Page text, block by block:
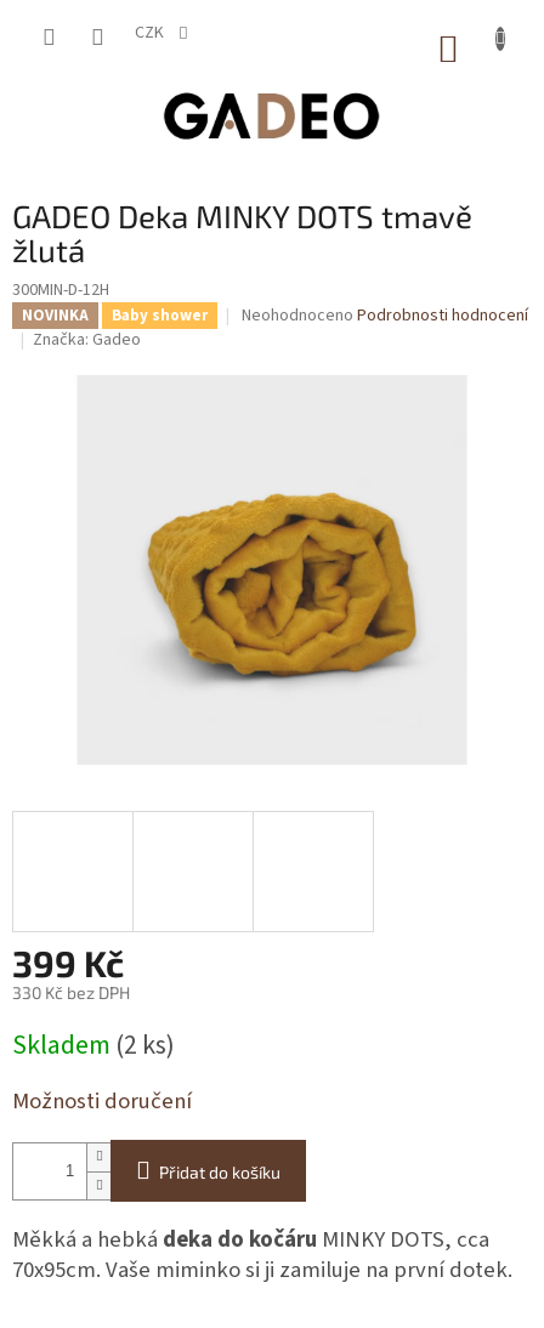
CZK
GADEO Deka MINKY DOTS tmavě
žlutá
300MIN-D-12H
NOVINKA Baby shower
Průměrné
Neohodnoceno Podrobnosti hodnocení
Značka: Gadeo
399 Kč
330 Kč bez DPH
cena:
Skladem (2 ks)
Možnosti doručení
Přidat do košíku
Měkká a hebká deka do kočáru MINKY DOTS, cca
70x95cm. Vaše miminko si ji zamiluje na první dotek.